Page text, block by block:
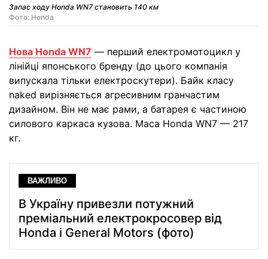
Запас ходу Honda WN7 становить 140 км
Фото: Honda
Нова Honda WN7 — перший електромотоцикл у
лінійці японського бренду (до цього компанія
випускала тільки електроскутери). Байк класу
naked вирізняється агресивним гранчастим
дизайном. Він не має рами, а батарея є частиною
силового каркаса кузова. Маса Honda WN7 — 217
кг.
ВАЖЛИВО
В Україну привезли потужний
преміальний електрокросовер від
Honda і General Motors (фото)